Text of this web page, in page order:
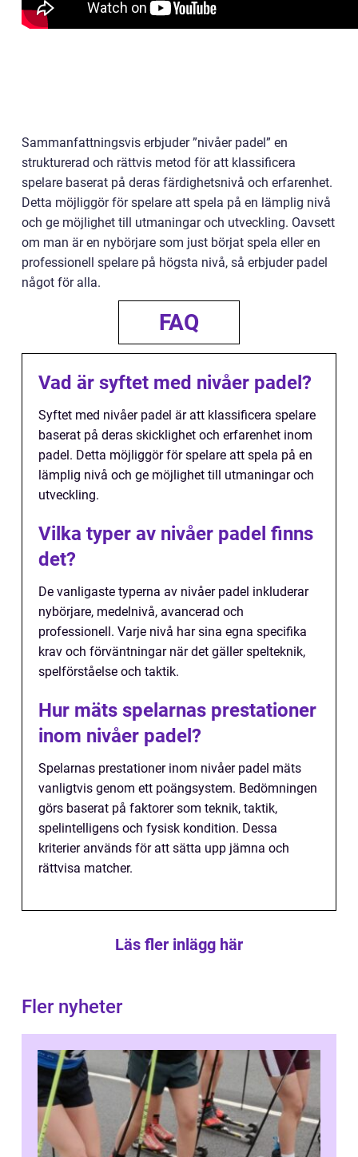
Sammanfattningsvis erbjuder ”nivåer padel” en
strukturerad och rättvis metod för att klassificera
spelare baserat på deras färdighetsnivå och erfarenhet.
Detta möjliggör för spelare att spela på en lämplig nivå
och ge möjlighet till utmaningar och utveckling. Oavsett
om man är en nybörjare som just börjat spela eller en
professionell spelare på högsta nivå, så erbjuder padel
något för alla.
FAQ
Vad är syftet med nivåer padel?
Syftet med nivåer padel är att klassificera spelare
baserat på deras skicklighet och erfarenhet inom
padel. Detta möjliggör för spelare att spela på en
lämplig nivå och ge möjlighet till utmaningar och
utveckling.
Vilka typer av nivåer padel finns
det?
De vanligaste typerna av nivåer padel inkluderar
nybörjare, medelnivå, avancerad och
professionell. Varje nivå har sina egna specifika
krav och förväntningar när det gäller spelteknik,
spelförståelse och taktik.
Hur mäts spelarnas prestationer
inom nivåer padel?
Spelarnas prestationer inom nivåer padel mäts
vanligtvis genom ett poängsystem. Bedömningen
görs baserat på faktorer som teknik, taktik,
spelintelligens och fysisk kondition. Dessa
kriterier används för att sätta upp jämna och
rättvisa matcher.
Läs fler inlägg här
Fler nyheter